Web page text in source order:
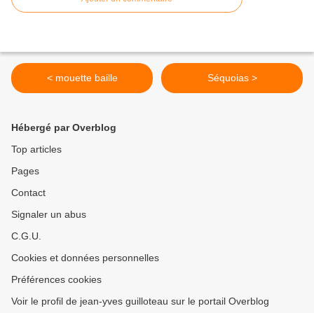
< mouette baille Séquoias >
Hébergé par Overblog
Top articles
Pages
Contact
Signaler un abus
C.G.U.
Cookies et données personnelles
Préférences cookies
Voir le profil de jean-yves guilloteau sur le portail Overblog